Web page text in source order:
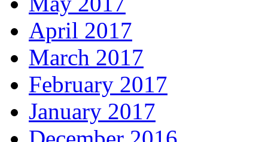
April 2017
March 2017
February 2017
January 2017